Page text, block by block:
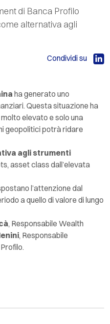
di Banca Profilo
alternativa agli
Condividi su
ha generato uno
Questa situazione ha
elevato e solo una
geopolitici potrà ridare
agli strumenti
asset class dall’elevata
l’attenzione dal
a quello di valore di lungo
, Responsabile Wealth
, Responsabile